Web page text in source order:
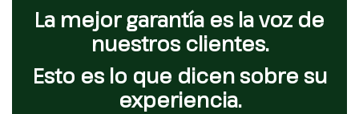
La mejor garantía es la voz de
nuestros clientes.
Esto es lo que dicen sobre su
experiencia.